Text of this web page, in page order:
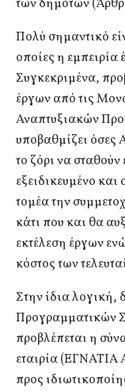
των δημοτών
Πολύ σημαντικό
οποίες η
Συγκεκριμένα,
έργων από τις
Αναπτυξιακών
υποβαθμίζει όσες
το ζόρι να
εξειδικευμένο
τομέα την
κάτι που και θα
εκτέλεση έργων
κόστος των
Στην ίδια λογική,
Προγραμματικών
προβλέπεται η
εταιρία (ΕΓΝΑΤΙΑ
προς